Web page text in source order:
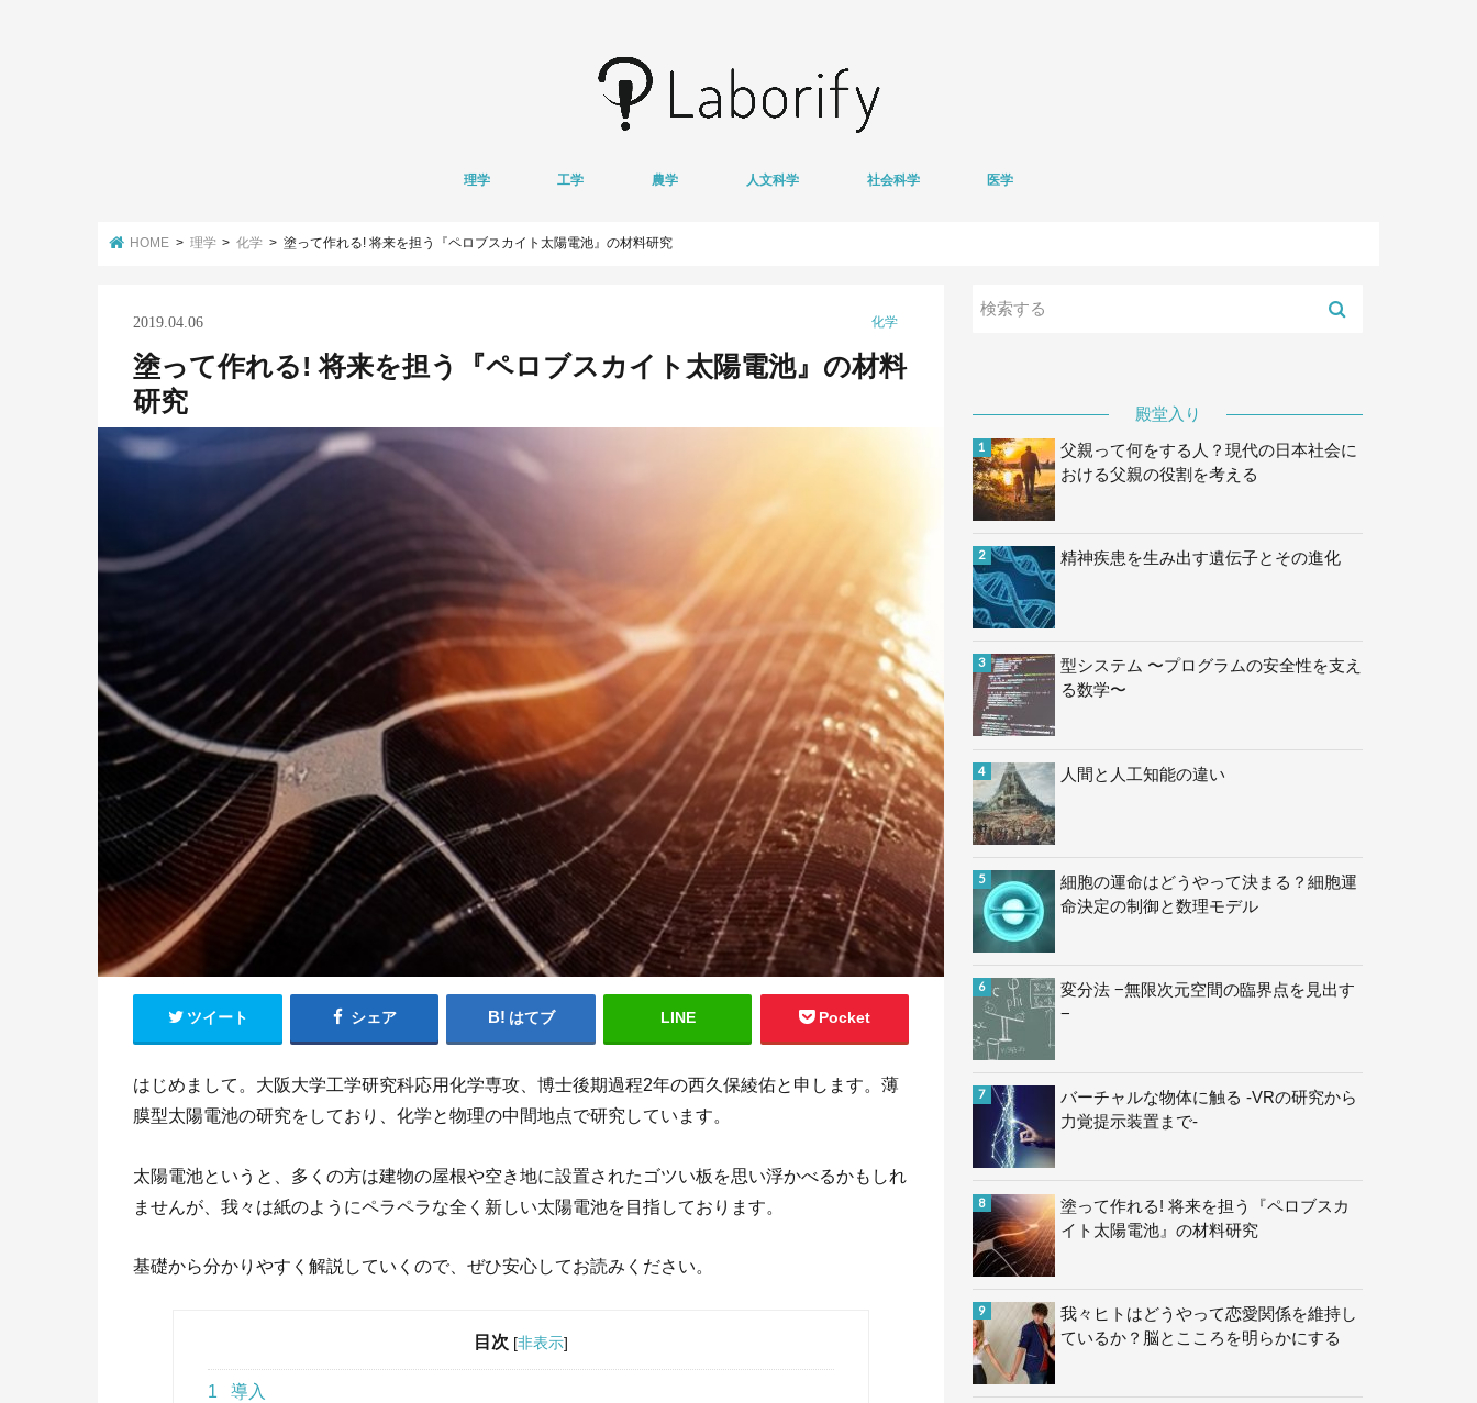
理学 工学 農学 人文科学 社会科学 医学
HOME 理学 化学 塗って作れる! 将来を担う『ペロブスカイト太陽電池』の材料研究
化学
2019.04.06
塗って作れる! 将来を担う『ペロブスカイト太陽電池』の材料
研究
ツイート シェア はてブ LINE Pocket
はじめまして。大阪大学工学研究科応用化学専攻、博士後期過程2年の西久保綾佑と申します。薄
膜型太陽電池の研究をしており、化学と物理の中間地点で研究しています。
太陽電池というと、多くの方は建物の屋根や空き地に設置されたゴツい板を思い浮かべるかもしれ
ませんが、我々は紙のようにペラペラな全く新しい太陽電池を目指しております。
基礎から分かりやすく解説していくので、ぜひ安心してお読みください。
目次 [非表示]
1 導入
殿堂入り
父親って何をする人？現代の日本社会に
おける父親の役割を考える
精神疾患を生み出す遺伝子とその進化
型システム 〜プログラムの安全性を支え
る数学〜
人間と人工知能の違い
細胞の運命はどうやって決まる？細胞運
命決定の制御と数理モデル
変分法 −無限次元空間の臨界点を見出す
−
バーチャルな物体に触る -VRの研究から
力覚提示装置まで-
塗って作れる! 将来を担う『ペロブスカ
イト太陽電池』の材料研究
我々ヒトはどうやって恋愛関係を維持し
ているか？脳とこころを明らかにする